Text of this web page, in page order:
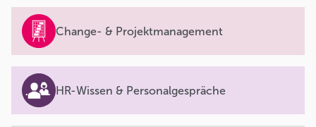
Change- & Projektmanagement
HR-Wissen & Personalgespräche